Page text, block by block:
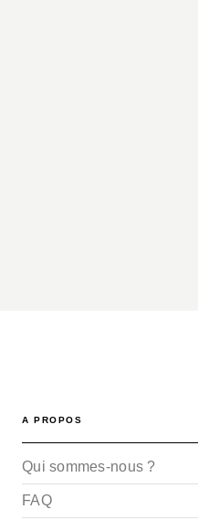
A PROPOS
Qui sommes-nous ?
FAQ